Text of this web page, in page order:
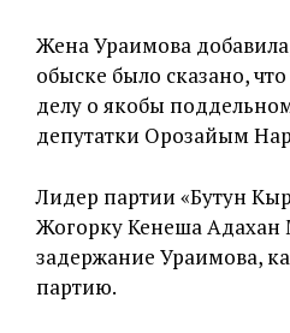
Жена Ураимова
обыске было сказано,
делу о якобы
депутатки Орозайым
Лидер партии «Бутун
Жогорку Кенеша Адахан
задержание Ураимова,
партию.